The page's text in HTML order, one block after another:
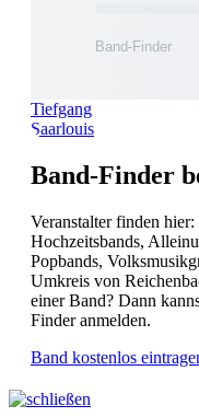
Tiefgang
Saarlouis
Band-Finder
Veranstalter finden
Hochzeitsbands,
Popbands,
Umkreis von
einer Band? Dann
Finder anmelden.
Band kostenlos